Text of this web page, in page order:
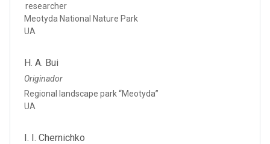
researcher
Meotyda National Nature Park
UA
H. A. Bui
Originador
Regional landscape park “Meotyda”
UA
I. I. Chernichko